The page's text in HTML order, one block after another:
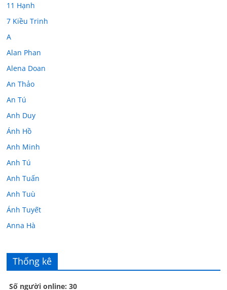
11 Hạnh
7 Kiều Trinh
A
Alan Phan
Alena Doan
An Thảo
An Tú
Anh Duy
Ánh Hồ
Anh Minh
Anh Tú
Anh Tuấn
Anh Tuù
Ánh Tuyết
Anna Hà
Âu Tú Vân
Bác sĩ Hoa
Thống kê
Số người online: 30